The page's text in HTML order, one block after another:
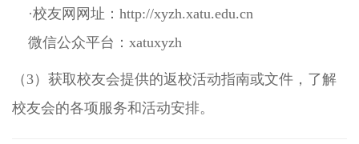
·校友网网址：http://xyzh.xatu.edu.cn
微信公众平台：xatuxyzh
（3）获取校友会提供的返校活动指南或文件，了解
校友会的各项服务和活动安排。